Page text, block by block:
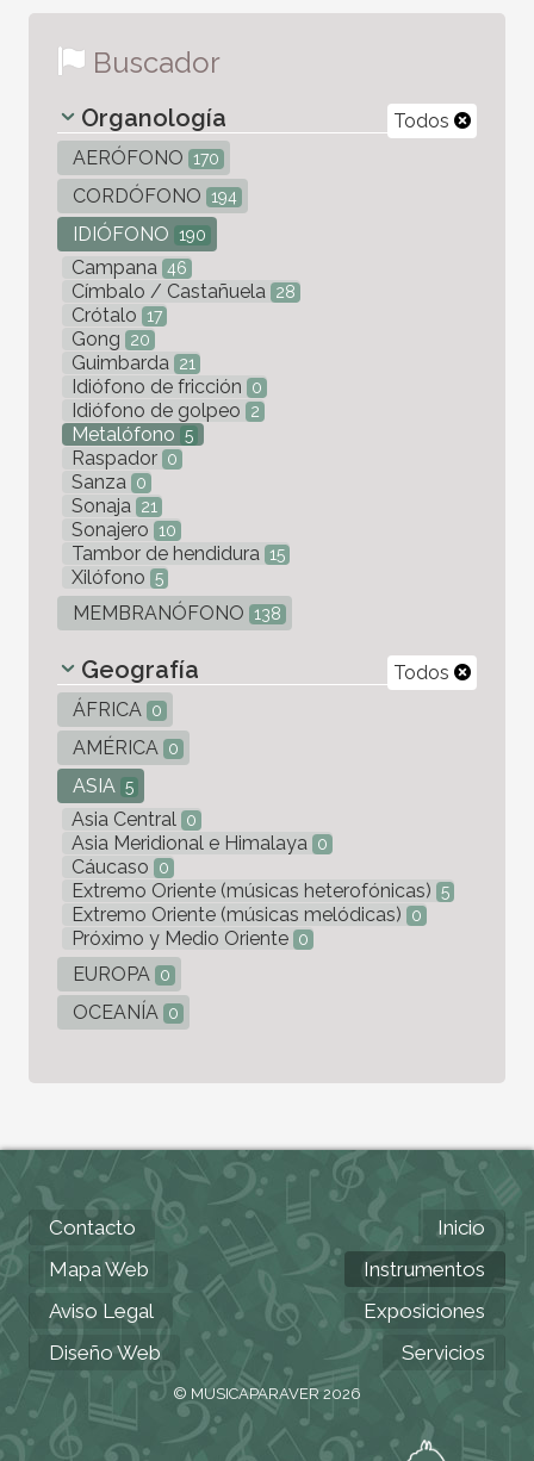
Buscador
Todos
Organología
AERÓFONO 170
CORDÓFONO 194
IDIÓFONO 190
Campana 46
Címbalo / Castañuela 28
Crótalo 17
Gong 20
Guimbarda 21
Idiófono de fricción 0
Idiófono de golpeo 2
Metalófono 5
Raspador 0
Sanza 0
Sonaja 21
Sonajero 10
Tambor de hendidura 15
Xilófono 5
MEMBRANÓFONO 138
Todos
Geografía
ÁFRICA 0
AMÉRICA 0
ASIA 5
Asia Central 0
Asia Meridional e Himalaya 0
Cáucaso 0
Extremo Oriente (músicas heterofónicas) 5
Extremo Oriente (músicas melódicas) 0
Próximo y Medio Oriente 0
EUROPA 0
OCEANÍA 0
Contacto
Mapa Web
Aviso Legal
Diseño Web
Inicio
Instrumentos
Exposiciones
Servicios
© MUSICAPARAVER 2026